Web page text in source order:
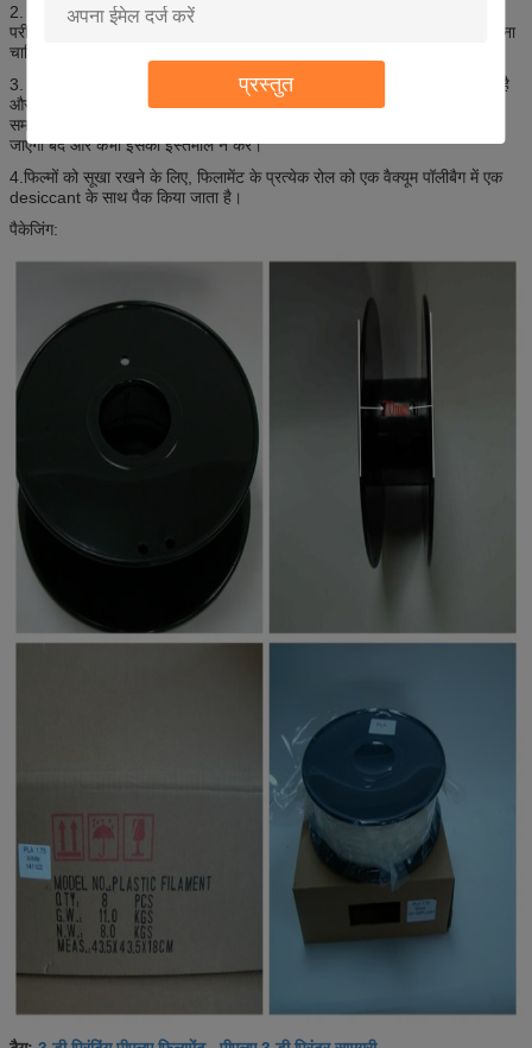
प्रस्तुत
2. बड़े पैमाने पर उत्पादन से पहले, हमारे इंजीनियर हमेशा यह सुनिश्चित करने के लिए
परीक्षण करते हैं कि नए कच्चे माल के प्रत्येक बैच को 3 डी प्रिंटर द्वारा मुद्रित किया जाना
चाहिए।
3. लेजर व्यास फिलामेंट्स के व्यास को नियंत्रित करने के लिए स्वचालित रूप से चलता है
और इसे 1.75 / 3.0 मिमी की एक सही सीमा में रखता है, और हमारे इंजीनियर इसे तुरंत
समायोजित करेंगे जब यह गलत आकार का संकेत देता है, और यह अयोग्य फिलामेंट कट
जाएगा बंद और कभी इसका इस्तेमाल न करें।
4.फिल्मों को सूखा रखने के लिए, फिलामेंट के प्रत्येक रोल को एक वैक्यूम पॉलीबैग में एक
desiccant के साथ पैक किया जाता है।
पैकेजिंग: